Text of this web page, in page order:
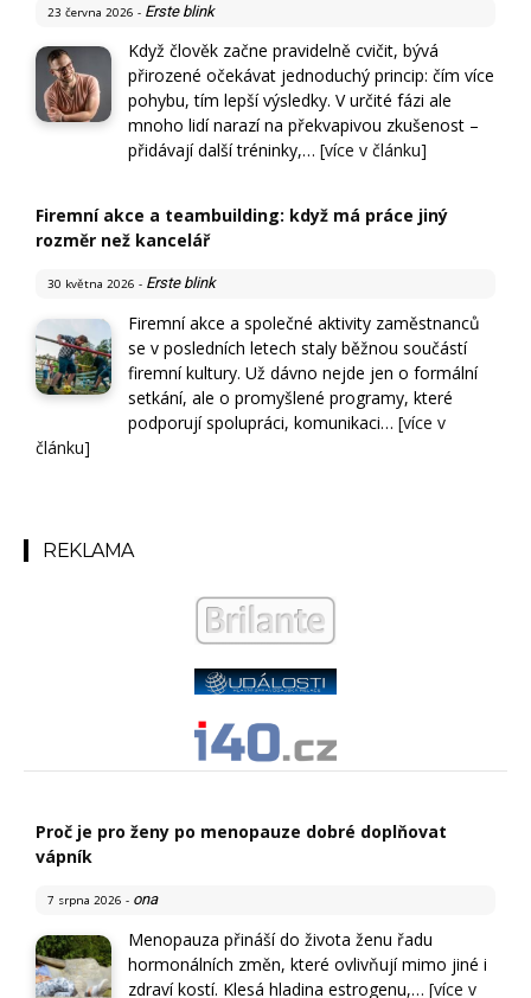
23 června 2026 - Erste blink
Když člověk začne pravidelně cvičit, bývá
přirozené očekávat jednoduchý princip: čím více
pohybu, tím lepší výsledky. V určité fázi ale
mnoho lidí narazí na překvapivou zkušenost –
přidávají další tréninky,… [více v článku]
Firemní akce a teambuilding: když má práce jiný
rozměr než kancelář
30 května 2026 - Erste blink
Firemní akce a společné aktivity zaměstnanců
se v posledních letech staly běžnou součástí
firemní kultury. Už dávno nejde jen o formální
setkání, ale o promyšlené programy, které
podporují spolupráci, komunikaci… [více v
článku]
REKLAMA
Proč je pro ženy po menopauze dobré doplňovat
vápník
7 srpna 2026 - ona
Menopauza přináší do života ženu řadu
hormonálních změn, které ovlivňují mimo jiné i
zdraví kostí. Klesá hladina estrogenu,… [více v